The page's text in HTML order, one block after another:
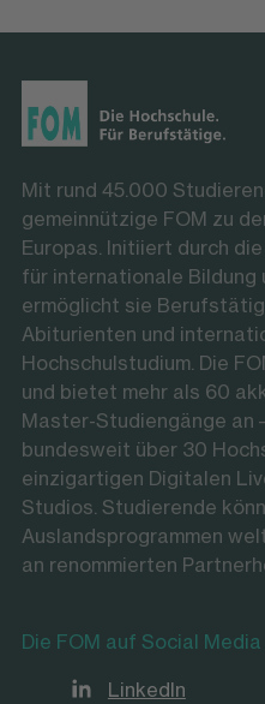
Mit rund 45.000
gemeinnützige FOM zu
Europas. Initiiert durch
für internationale Bildung
ermöglicht sie
Abiturienten und
Hochschulstudium. Die
und bietet mehr als 60
Master-Studiengänge an
bundesweit über 30
einzigartigen Digitalen
Studios. Studierende
Auslandsprogrammen
an renommierten
Die FOM auf Social Media
LinkedIn